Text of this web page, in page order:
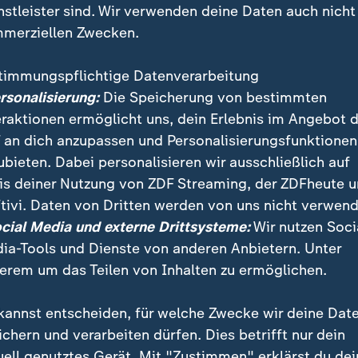
begleitet das ZDF-Mittagsmagazin die
einer Pflegeschule. Nun mussten die ersten
sind. Wir verwenden deine Daten auch nicht
Zwecken.
Datenverarbeitung
Die Speicherung von bestimmten
ermöglicht uns, dein Erlebnis im Angebot
an dich anzupassen und Personalisierungsfunktionen
Dabei personalisieren wir ausschließlich auf
deiner Nutzung von ZDF Streaming, der ZDFheute
Daten von Dritten werden von uns nicht
Media und externe Drittsysteme:Wir nutzen
Tools und Dienste von anderen Anbietern. Unter
um das Teilen von Inhalten zu ermöglichen.
entscheiden, für welche Zwecke wir deine
und verarbeiten dürfen. Dies betrifft nur dein